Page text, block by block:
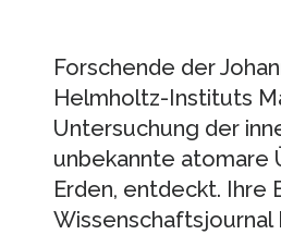
Forschende der
Helmholtz-Instituts
Untersuchung der
unbekannte atomare
Erden, entdeckt. Ihre
Wissenschaftsjournal